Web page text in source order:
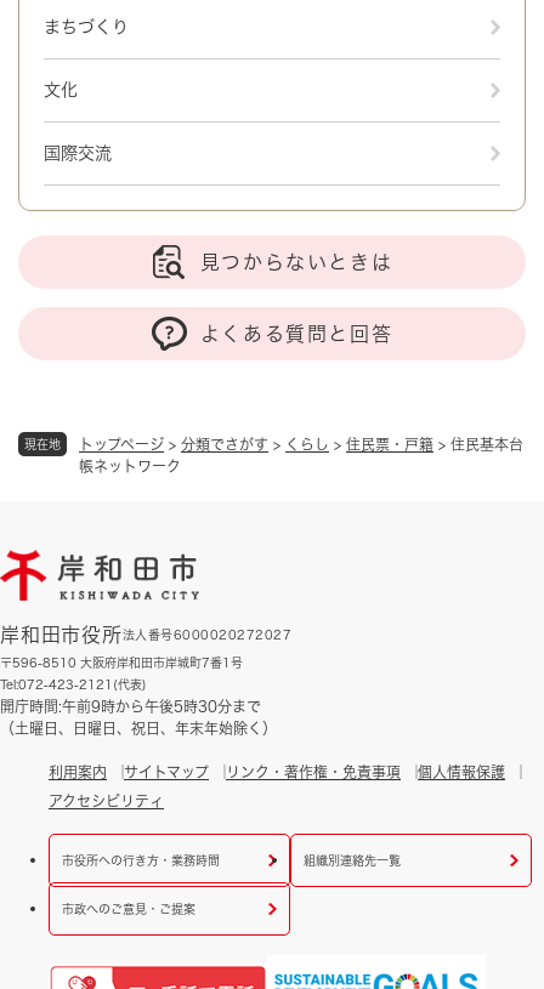
現在地 トップページ > 分類でさがす > くらし > 住民票・戸籍 > 住民基本台
帳ネットワーク
まちづくり
文化
国際交流
見つからないときは
よくある質問と回答
岸和田市役所法人番号6000020272027
〒596-8510 大阪府岸和田市岸城町7番1号
Tel:072-423-2121(代表)
開庁時間:午前9時から午後5時30分まで
（土曜日、日曜日、祝日、年末年始除く）
利用案内 サイトマップ リンク・著作権・免責事項
個人情報保護
アクセシビリティ
市役所への行き方・業務時間 組織別連絡先一覧
市政へのご意見・ご提案